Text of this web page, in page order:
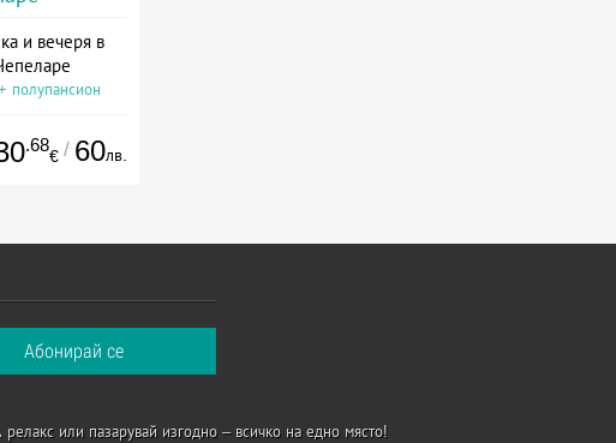
и вечеря в
полупансион
.68
€ / 60лв.
или пазарувай изгодно – всичко на едно място!